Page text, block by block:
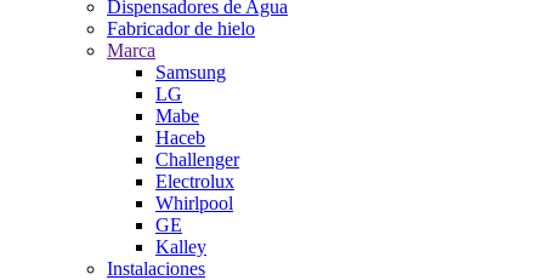
Dispensadores de Agua
Fabricador de hielo
Marca
Samsung
LG
Mabe
Haceb
Challenger
Electrolux
Whirlpool
GE
Kalley
Instalaciones